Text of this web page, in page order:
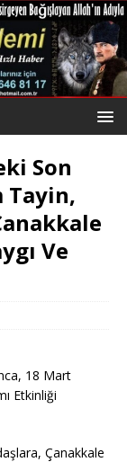
Son
Tayin,
Ve
18 Mart
Etkinliği
Çanakkale